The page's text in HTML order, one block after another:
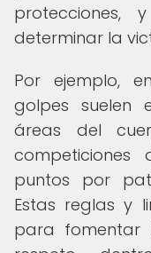
determinar la
Por ejemplo,
golpes suelen
áreas del
puntos por
Estas reglas y
para fomentar